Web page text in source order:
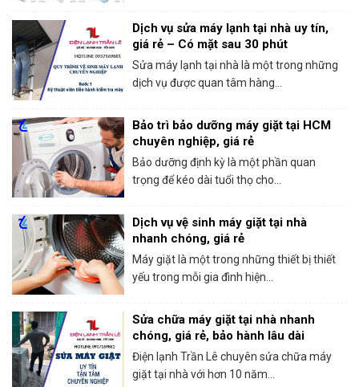
Dịch vụ sửa máy lạnh tại nhà uy tín,
giá rẻ – Có mặt sau 30 phút
Sửa máy lạnh tại nhà là một trong những
dịch vụ được quan tâm hàng...
Bảo trì bảo dưỡng máy giặt tại HCM
chuyên nghiệp, giá rẻ
Bảo dưỡng định kỳ là một phần quan
trọng để kéo dài tuổi thọ cho...
Dịch vụ vệ sinh máy giặt tại nhà
nhanh chóng, giá rẻ
Máy giặt là một trong những thiết bị thiết
yếu trong mỗi gia đình hiện...
Sửa chữa máy giặt tại nhà nhanh
chóng, giá rẻ, bảo hành lâu dài
Điện lạnh Trần Lê chuyên sửa chữa máy
giặt tại nhà với hơn 10 năm...